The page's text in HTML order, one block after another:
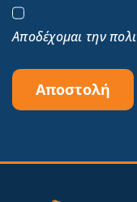
Αποδέχομαι την
Αποστολή